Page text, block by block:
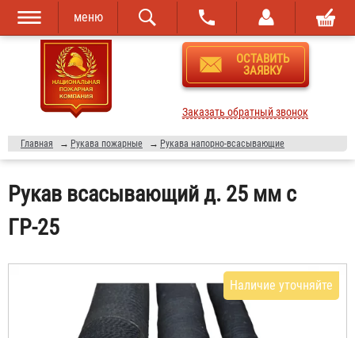
Перейти к
основному
содержанию
Skip to
navigation
меню
ОСТАВИТЬ
ЗАЯВКУ
Заказать обратный звонок
Главная → Рукава пожарные → Рукава напорно-всасывающие
Рукав всасывающий д. 25 мм с
ГР-25
Наличие уточняйте